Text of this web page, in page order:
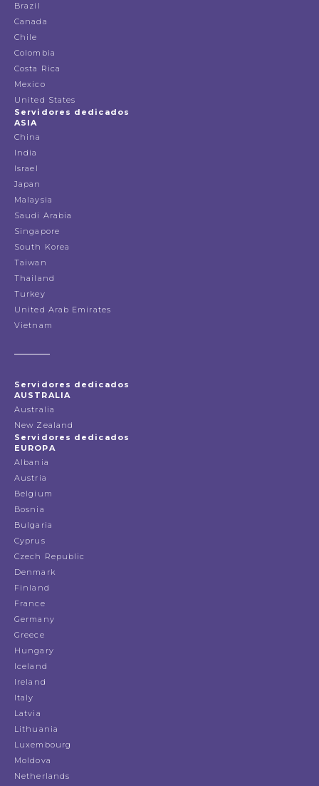
Brazil
Canada
Chile
Colombia
Costa Rica
Mexico
United States
Servidores dedicados
ASIA
China
India
Israel
Japan
Malaysia
Saudi Arabia
Singapore
South Korea
Taiwan
Thailand
Turkey
United Arab Emirates
Vietnam
Servidores dedicados
AUSTRALIA
Australia
New Zealand
Servidores dedicados
EUROPA
Albania
Austria
Belgium
Bosnia
Bulgaria
Cyprus
Czech Republic
Denmark
Finland
France
Germany
Greece
Hungary
Iceland
Ireland
Italy
Latvia
Lithuania
Luxembourg
Moldova
Netherlands